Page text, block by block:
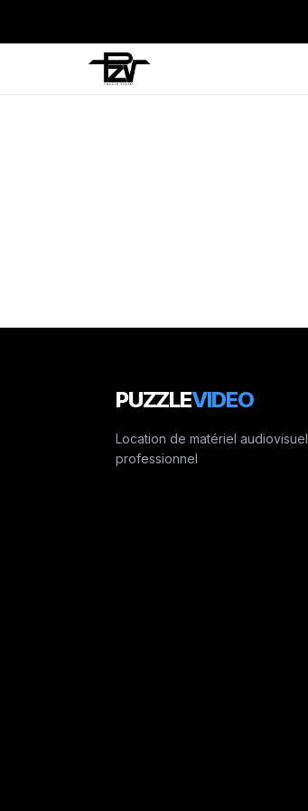
PUZZLEVIDEO
Location de matériel audiovisuel
professionnel